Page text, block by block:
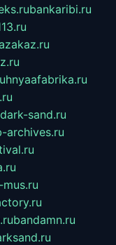
bankaribi.ru
dark-sand.ru
archives.ru
mus.ru
bandamn.ru